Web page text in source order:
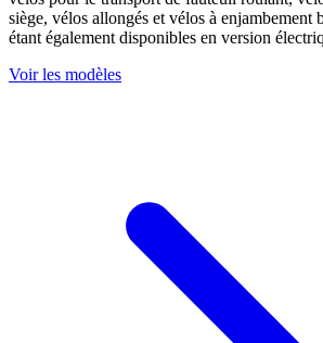
siège, vélos allongés et vélos à enjambement
étant également disponibles en version
Voir les modèles